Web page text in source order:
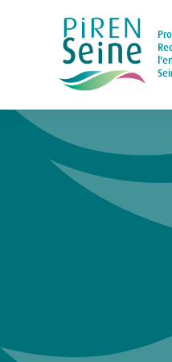
Aller
Main
navigation